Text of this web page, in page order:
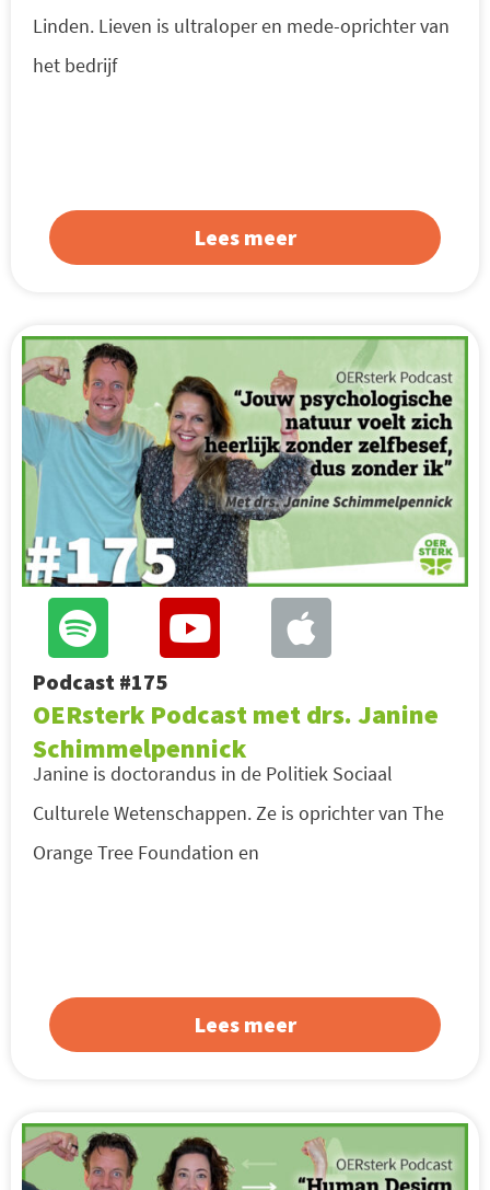
Linden. Lieven is ultraloper en mede-oprichter van
het bedrijf
Lees meer
Podcast #175
OERsterk Podcast met drs. Janine
Schimmelpennick
Janine is doctorandus in de Politiek Sociaal
Culturele Wetenschappen. Ze is oprichter van The
Orange Tree Foundation en
Lees meer